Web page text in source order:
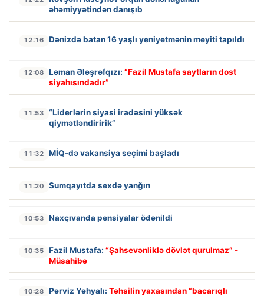
əhəmiyyətindən danışıb
12:16 Dənizdə batan 16 yaşlı yeniyetmənin meyiti tapıldı
12:08 Ləman Ələşrəfqızı: “Fazil Mustafa saytların dost
siyahısındadır”
11:53
“Liderlərin siyasi iradəsini yüksək
qiymətləndiririk”
11:32 MİQ-də vakansiya seçimi başladı
11:20 Sumqayıtda sexdə yanğın
10:53 Naxçıvanda pensiyalar ödənildi
10:35 Fazil Mustafa: “Şahsevənliklə dövlət qurulmaz” -
Müsahibə
10:28 Pərviz Yəhyalı: Təhsilin yaxasından “bacarıqlı